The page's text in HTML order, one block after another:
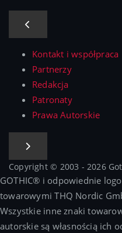
Kontakt i współpraca
Partnerzy
Redakcja
Patronaty
Prawa Autorskie
Copyright © 2003 - 2026
GOTHIC® i odpowiednie
towarowymi THQ Nordic
Wszystkie inne znaki
autorskie są własnością ich